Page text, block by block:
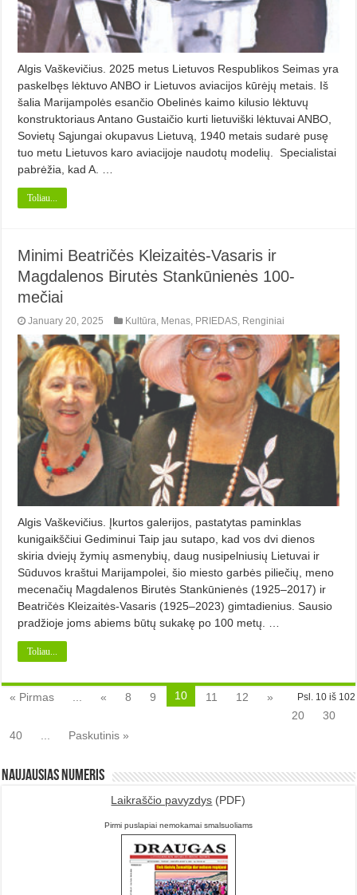
Algis Vaškevičius. 2025 metus Lietuvos Respublikos Seimas yra
paskelbęs lėktuvo ANBO ir Lietuvos aviacijos kūrėjų metais. Iš
šalia Marijampolės esančio Obelinės kaimo kilusio lėktuvų
konstruktoriaus Antano Gustaičio kurti lietuviški lėktuvai ANBO,
Sovietų Sąjungai okupavus Lietuvą, 1940 metais sudarė pusę
tuo metu Lietuvos karo aviacijoje naudotų modelių. Specialistai
pabrėžia, kad A. …
Toliau...
Minimi Beatričės Kleizaitės-Vasaris ir
Magdalenos Birutės Stankūnienės 100-
mečiai
January 20, 2025 Kultūra, Menas, PRIEDAS, Renginiai
Algis Vaškevičius. Įkurtos galerijos, pastatytas paminklas
kunigaikščiui Gediminui Taip jau sutapo, kad vos dvi dienos
skiria dvie­jų žymių asmenybių, daug nusipelniusių Lietuvai ir
Sūduvos kraštui Marijampolei, šio miesto garbės piliečių, meno
mecenačių Magdalenos Birutės Stankūnienės (1925–2017) ir
Beatričės Kleizaitės-Vasaris (1925–2023) gimtadienius. Sausio
pradžioje joms abiems būtų sukakę po 100 metų. …
Toliau...
Psl. 10 iš 102
« Pirmas « 8 9 10 11 12
»
20
30
40
Paskutinis »
Naujausias numeris
Laikraščio pavyzdys (PDF)
Pirmi puslapiai nemokamai smalsuoliams